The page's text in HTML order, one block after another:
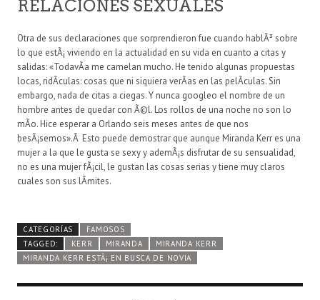
RELACIONES SEXUALES
Otra de sus declaraciones que sorprendieron fue cuando hablÃ³ sobre
lo que estÃ¡ viviendo en la actualidad en su vida en cuanto a citas y
salidas: «TodavÃ­a me camelan mucho. He tenido algunas propuestas
locas, ridÃ­culas: cosas que ni siquiera verÃ­as en las pelÃ­culas. Sin
embargo, nada de citas a ciegas. Y nunca googleo el nombre de un
hombre antes de quedar con Ã©l. Los rollos de una noche no son lo
mÃ­o. Hice esperar a Orlando seis meses antes de que nos
besÃ¡semos».Â Esto puede demostrar que aunque Miranda Kerr es una
mujer a la que le gusta se sexy y ademÃ¡s disfrutar de su sensualidad,
no es una mujer fÃ¡cil, le gustan las cosas serias y tiene muy claros
cuales son sus lÃ­mites.
CATEGORÍAS
FAMOSOS
TAGGED:
KERR MIRANDA
MIRANDA KERR
MIRANDA KERR ESTÃ¡ EN BUSCA DE NOVIA